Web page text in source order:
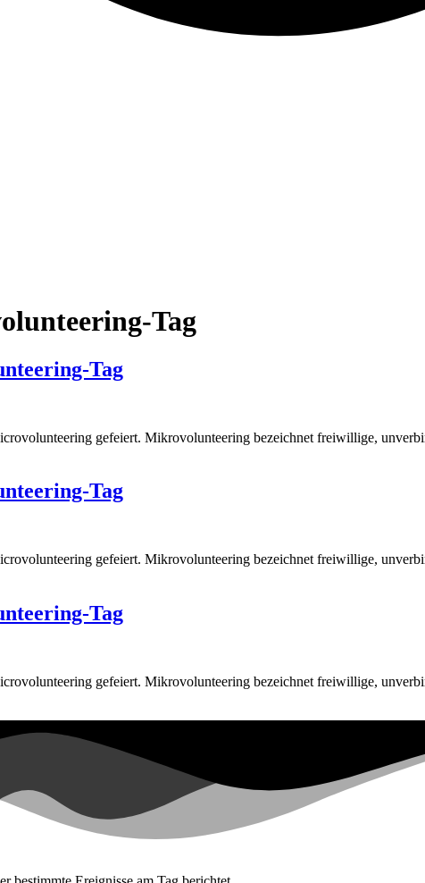
Tag
Tag
gefeiert. Mikrovolunteering bezeichnet freiwillige,
Tag
gefeiert. Mikrovolunteering bezeichnet freiwillige,
Tag
gefeiert. Mikrovolunteering bezeichnet freiwillige,